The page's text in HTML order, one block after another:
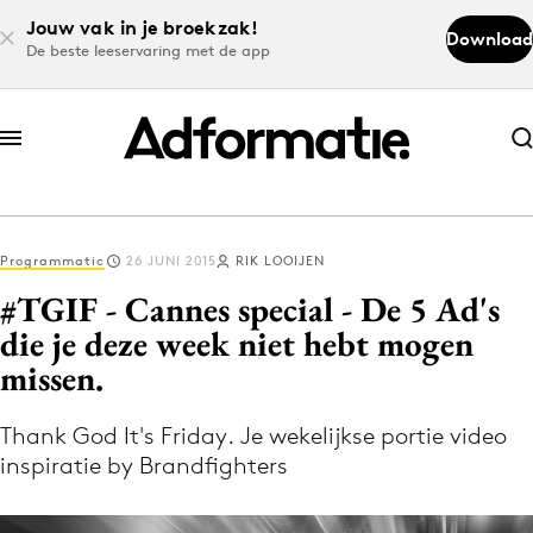
Jouw vak in je broekzak!
De beste leeservaring met de app
Download
Abonneer nu
Abonneer nu
Log in
Volg het laatste nieuws via de Adformatie
Nieuws app
Programmatic 26 JUNI 2015 RIK LOOIJEN
#TGIF - Cannes special - De 5 Ad's
die je deze week niet hebt mogen
missen.
Thank God It's Friday. Je wekelijkse portie video
inspiratie by Brandfighters